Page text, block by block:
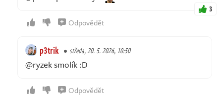
3
Odpovědět
p3trik středa, 20. 5. 2026, 10:50
@ryzek smolík :D
Odpovědět